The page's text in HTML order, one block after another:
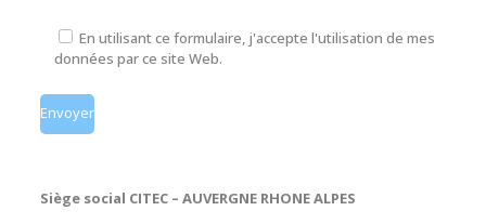
En utilisant ce formulaire, j'accepte l'utilisation de mes
données par ce site Web.
Siège social CITEC – AUVERGNE RHONE ALPES